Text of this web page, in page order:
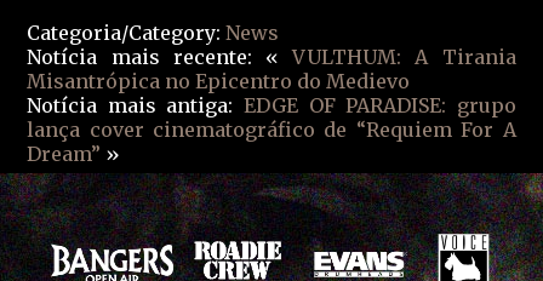
Categoria/Category:News
Notícia mais recente: «VULTHUM: A Tirania
Misantrópica no Epicentro do Medievo
Notícia mais antiga: EDGE OF PARADISE: grupo
lança cover cinematográfico de “Requiem For A
Dream” »